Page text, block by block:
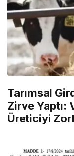
Tarımsal
Zirve Yaptı:
Üreticiyi